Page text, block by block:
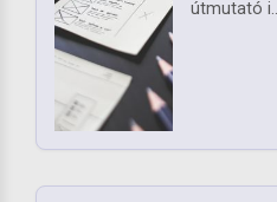
útmutató